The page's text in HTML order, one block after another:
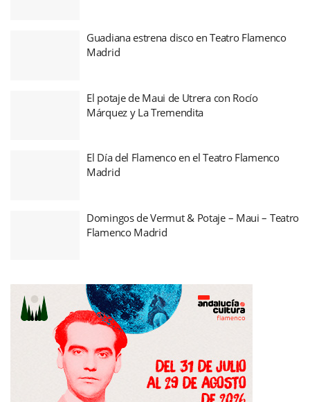
Guadiana estrena disco en Teatro Flamenco
Madrid
El potaje de Maui de Utrera con Rocío
Márquez y La Tremendita
El Día del Flamenco en el Teatro Flamenco
Madrid
Domingos de Vermut & Potaje – Maui – Teatro
Flamenco Madrid